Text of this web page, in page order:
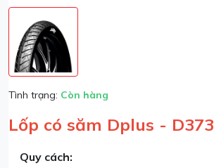
Tình trạng: Còn hàng
Lốp có săm Dplus - D373
Quy cách: